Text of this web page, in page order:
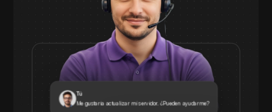
Tú
Me gustaría actualizar mi servidor. ¿Pueden ayudarme?